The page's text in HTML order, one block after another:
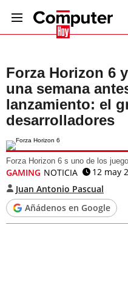
Forza Horizon 6
una semana
lanzamiento: el
desarrolladores
Forza Horizon 6 s uno de los
GAMING NOTICIA
12 may
Juan Antonio Pascual
Añádenos en Google